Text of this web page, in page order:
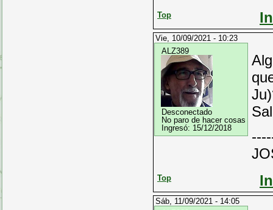
Top
Vie, 10/09/2021 - 10:23
ALZ389
Desconectado
No paro de hacer cosas
Ingresó: 15/12/2018
Top
Sáb, 11/09/2021 - 14:05